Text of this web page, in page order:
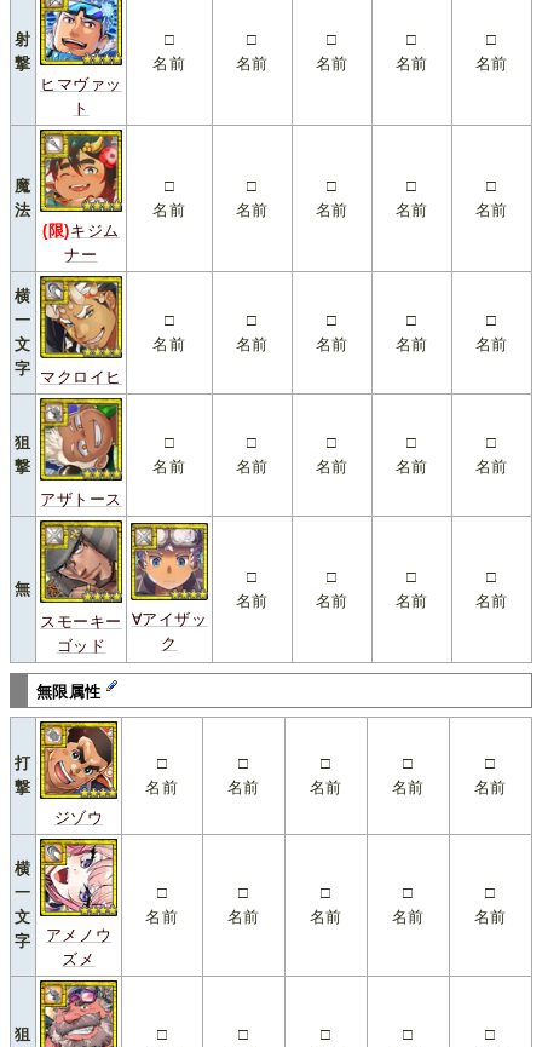
射
撃
ヒマヴァッ
ト
□
名前
□
名前
□
名前
□
名前
□
名前
魔
法
(限)キジム
ナー
□
名前
□
名前
□
名前
□
名前
□
名前
横
一
文
字 マクロイヒ
□
名前
□
名前
□
名前
□
名前
□
名前
狙
撃
アザトース
□
名前
□
名前
□
名前
□
名前
□
名前
無
スモーキー
ゴッド
∀アイザッ
ク
□
名前
□
名前
□
名前
□
名前
無限属性
打
撃
ジゾウ
□
名前
□
名前
□
名前
□
名前
□
名前
横
一
文
字
アメノウ
ズメ
□
名前
□
名前
□
名前
□
名前
□
名前
狙
□
□
□
□
□